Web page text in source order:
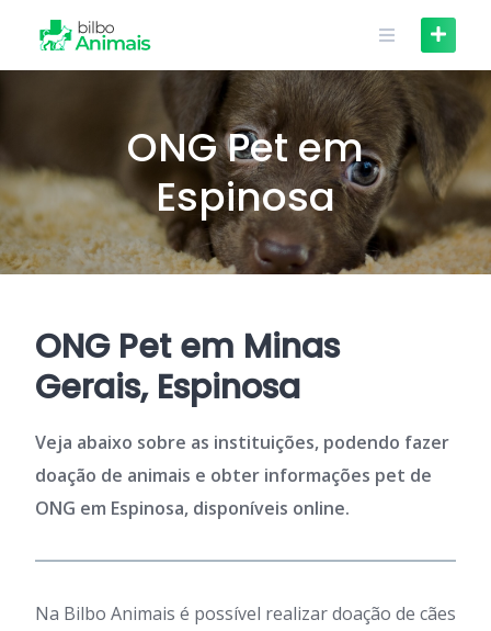
content
ONG Pet em
Espinosa
ONG Pet em Minas
Gerais, Espinosa
Veja abaixo sobre as instituições, podendo fazer
doação de animais e obter informações pet de
ONG em Espinosa, disponíveis online.
Na Bilbo Animais é possível realizar doação de cães